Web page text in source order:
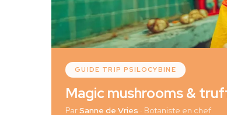
GUIDE TRIP PSILOCYBINE
Magic mushrooms &
ParSanne de Vries · Botaniste en chef